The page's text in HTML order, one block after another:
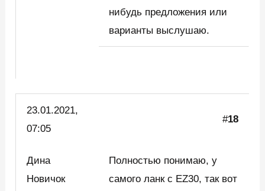
нибудь предложения или
варианты выслушаю.
23.01.2021,
07:05
#18
Дина
Новичок
Полностью понимаю, у
самого ланк с EZ30, так вот